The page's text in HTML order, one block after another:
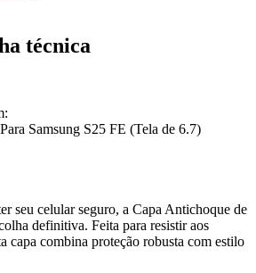
técnica
Samsung S25 FE (Tela de 6.7)
seu celular seguro, a Capa Antichoque de
definitiva. Feita para resistir aos
capa combina proteção robusta com estilo